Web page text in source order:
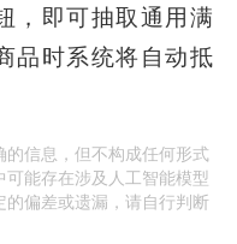
，即可抽取通用满
品时系统将自动抵
信息，但不构成任何形式
能存在涉及人工智能模型
偏差或遗漏，请自行判断